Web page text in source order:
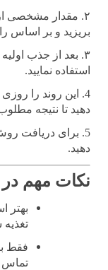
۲. مقدار مشخصی
بریزید و بر اساس
۳. بعد از جذب
استفاده نمایید.
دهید تا نتیجه
5. برای دریافت
دهید.
نکات مهم
تغذیه
فقط
تماس